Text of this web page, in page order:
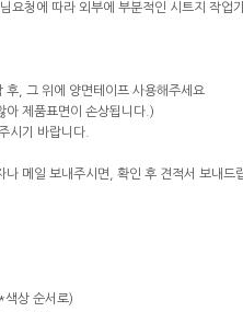
요청에 따라 외부에 부분적인 시트지 작업
, 그 위에 양면테이프 사용해주세요
제품표면이 손상됩니다.)
기 바랍니다.
메일 보내주시면, 확인 후 견적서 보내드
상 순서로)